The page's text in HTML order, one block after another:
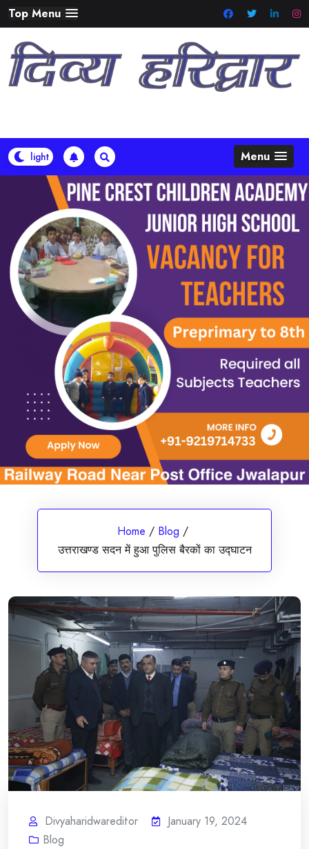
Skip
to
content
Top Menu
Menu
Home / Blog /
उत्तराखण्ड सदन में हुआ पुलिस बैरकों का उद्घाटन
Divyaharidwareditor
January 19, 2024
Blog